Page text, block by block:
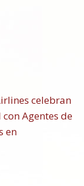
celebran
Agentes de
en